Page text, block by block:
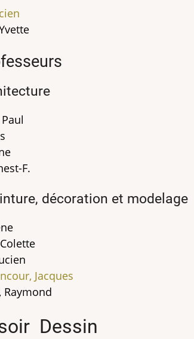
F.
décoration et modelage
Jacques
Raymond
Dessin